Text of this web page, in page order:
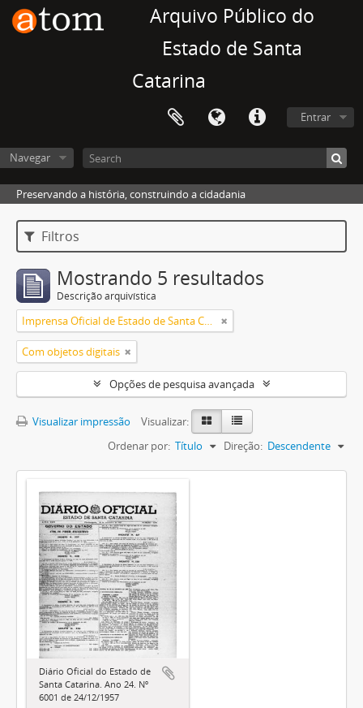
Arquivo Público do
Estado de Santa
Catarina
Entrar
Navegar
Preservando a história, construindo a cidadania
Filtros
Mostrando 5 resultados
Descrição arquivística
Imprensa Oficial de Estado de Santa Catarina
Com objetos digitais
Opções de pesquisa avançada
Visualizar impressão
Visualizar:
Ordenar por: Título Direção: Descendente
Diário Oficial do Estado de
Santa Catarina. Ano 24. Nº
6001 de 24/12/1957